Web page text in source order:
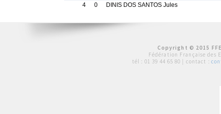
4
0 DINIS DOS SANTOS Jules
Copyright © 2015
Fédération Française des
tél : 01 39 44 65 80 | contact :